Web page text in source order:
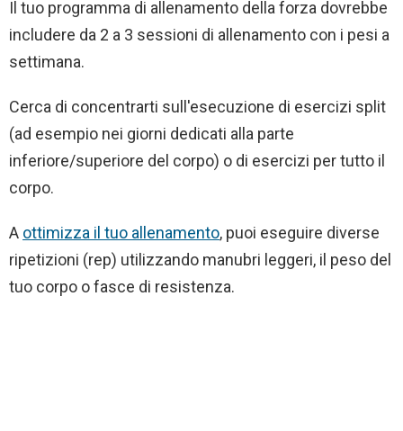
Il tuo programma di allenamento della forza dovrebbe
includere da 2 a 3 sessioni di allenamento con i pesi a
settimana.
Cerca di concentrarti sull'esecuzione di esercizi split
(ad esempio nei giorni dedicati alla parte
inferiore/superiore del corpo) o di esercizi per tutto il
corpo.
A ottimizza il tuo allenamento, puoi eseguire diverse
ripetizioni (rep) utilizzando manubri leggeri, il peso del
tuo corpo o fasce di resistenza.